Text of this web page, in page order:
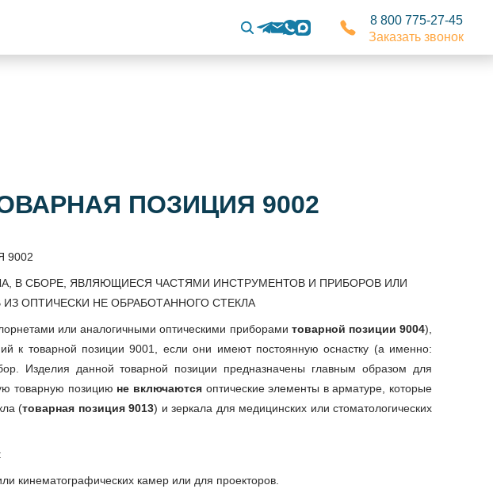
8 800 775-27-45
Заказать звонок
ПОЗИЦИЯ 9002
9002
В СБОРЕ, ЯВЛЯЮЩИЕСЯ ЧАСТЯМИ ИНСТРУМЕНТОВ И ПРИБОРОВ ИЛИ
ОПТИЧЕСКИ НЕ ОБРАБОТАННОГО СТЕКЛА
или аналогичными оптическими приборами товарной позиции 9004),
к товарной позиции 9001, если они имеют постоянную оснастку (а именно:
Изделия данной товарной позиции предназначены главным образом для
товарную позицию не включаютсяоптические элементы в арматуре, которые
(товарная позиция 9013) и зеркала для медицинских или стоматологических
кинематографических камер или для проекторов.